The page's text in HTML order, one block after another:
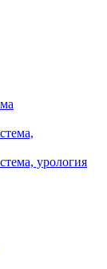
урология